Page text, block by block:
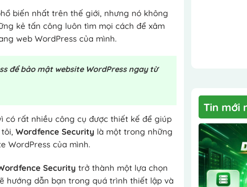
biến nhất trên thế giới, nhưng nó không
kẻ tấn công luôn tìm mọi cách để xâm
web WordPress của mình.
để bảo mật website WordPress ngay từ
có rất nhiều công cụ được thiết kế để giúp
Wordfence Security là một trong những
WordPress của mình.
Security trở thành một lựa chọn
hướng dẫn bạn trong quá trình thiết lập và
Tin mới